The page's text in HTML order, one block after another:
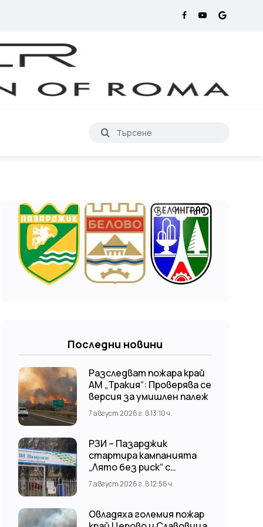
Последни новини
Разследват пожара край
АМ „Тракия“: Проверява се
версия за умишлен палеж
7 август 2026 г. в 13:10 ч.
РЗИ – Пазарджик
стартира кампанията
„Лято без риск“ с
безплатни и анонимни
изследвания за ХИВ
7 август 2026 г. в 12:56 ч.
Овладяха големия пожар